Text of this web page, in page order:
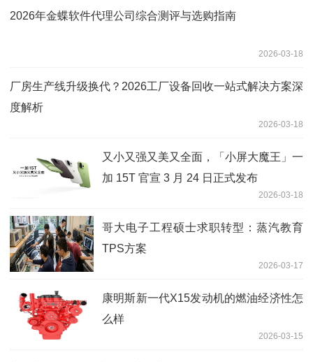
2026年金蝶软件代理公司综合测评与选购指南
2026-03-18
厂房生产线升级换代？2026工厂设备回收一站式解决方案深
度解析
2026-03-18
又小又强又美又全面，「小屏大魔王」一
加 15T 官宣 3 月 24 日正式发布
2026-03-18
哥大电子工程硕士求职转型：蒸汽教育
TPS方案
2026-03-17
康明斯新一代X15发动机的燃油经济性怎
么样
2026-03-15